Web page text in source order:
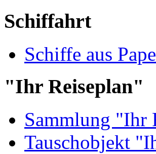
Schiffahrt
Schiffe aus
"Ihr Reiseplan"
Sammlung "Ihr
Tauschobjekt